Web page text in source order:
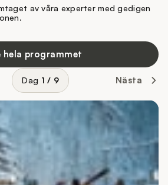
av våra experter med gedigen
Dag 1 / 9 Nästa
hela programmet